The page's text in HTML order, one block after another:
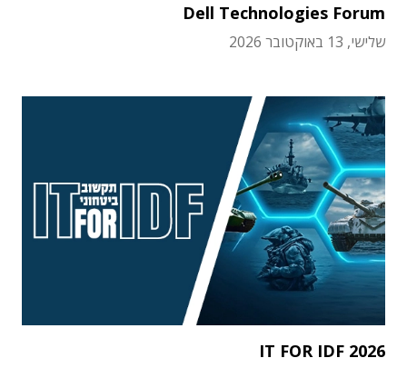
Dell Technologies Forum
שלישי, 13 באוקטובר 2026
IT FOR IDF 2026